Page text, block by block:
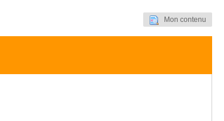
Mon contenu